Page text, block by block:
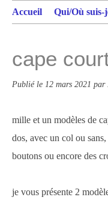
Accueil Qui/Où suis-
cape
Publié le 12 mars 2021 par
mille et un modèles de
dos, avec un col ou
boutons ou encore des
je vous présente 2